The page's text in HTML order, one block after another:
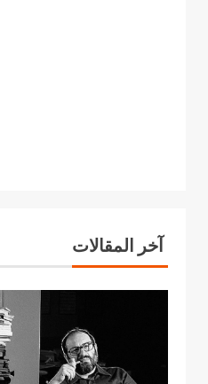
آخر المقالات